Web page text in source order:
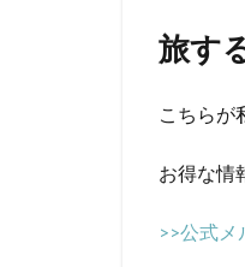
旅す
こちらが
お得な情
>>公式メ